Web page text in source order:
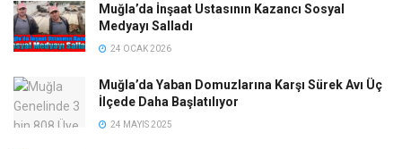
Muğla’da İnşaat Ustasının Kazancı Sosyal
Medyayı Salladı
24 OCAK 2026
Muğla’da Yaban Domuzlarına Karşı Sürek Avı Üç
İlçede Daha Başlatılıyor
24 MAYIS 2025